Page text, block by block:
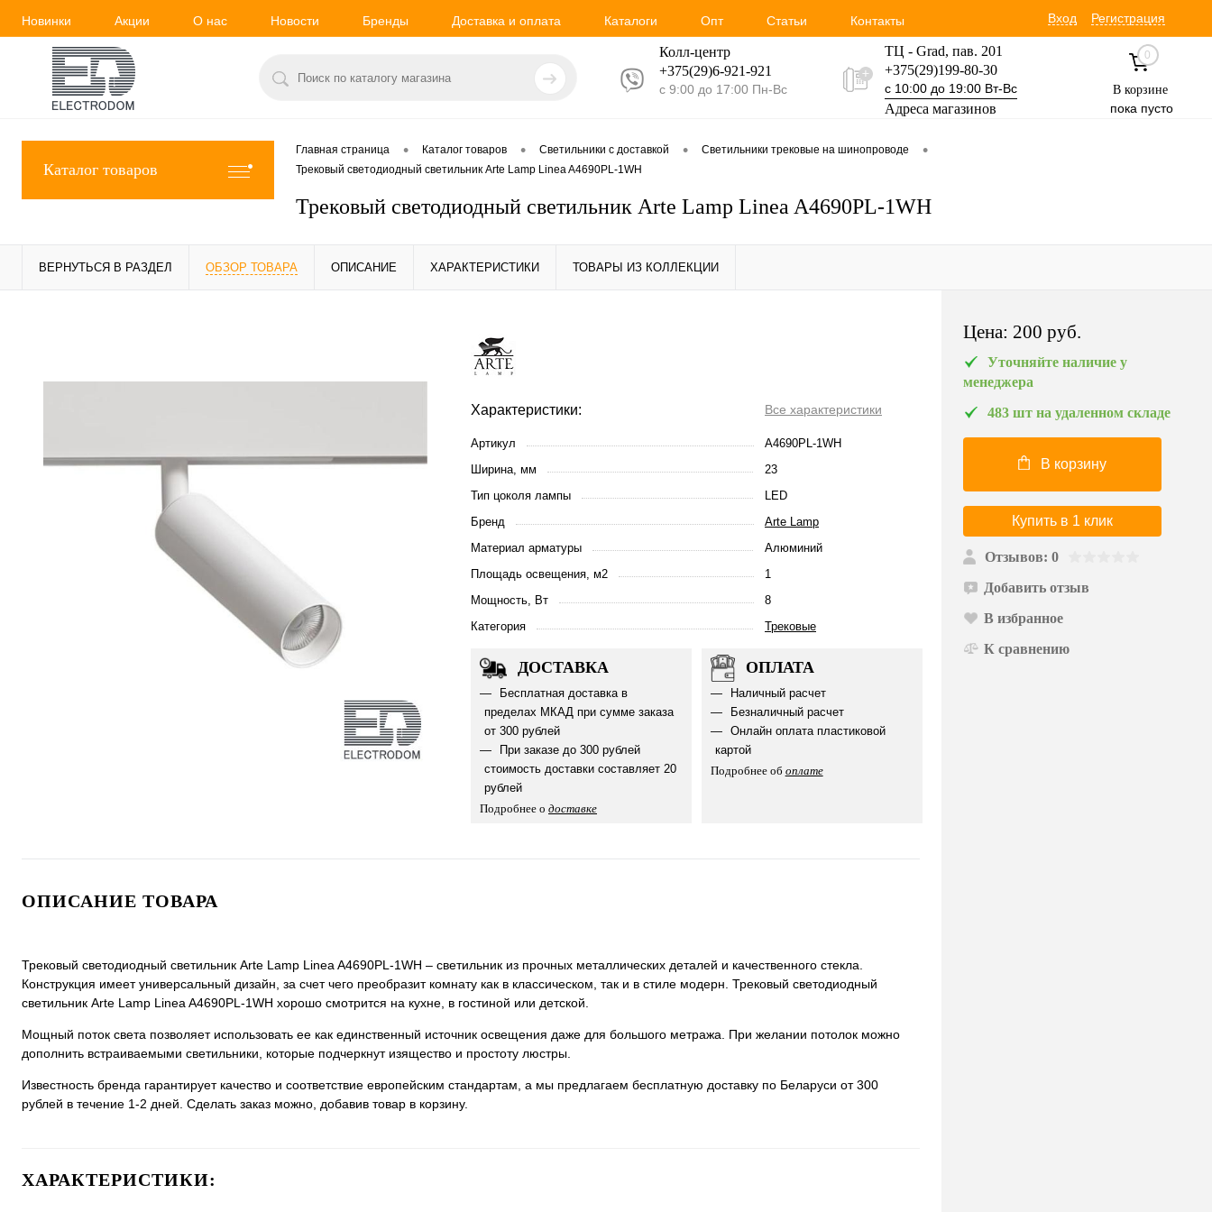
Новинки Акции О нас Новости Бренды Доставка и оплата Каталоги Опт Статьи Контакты Вход Регистрация
Колл-центр
+375(29)6-921-921
с 9:00 до 17:00 Пн-Вс
ТЦ - Grad, пав. 201
+375(29)199-80-30
с 10:00 до 19:00 Вт-Вс
Адреса магазинов
+375(29)354-30-60
0
В корзине
пока пусто
Каталог товаров
Главная страница • Каталог товаров • Светильники с доставкой • Светильники трековые на шинопроводе •
Трековый светодиодный светильник Arte Lamp Linea A4690PL-1WH
Трековый светодиодный светильник Arte Lamp Linea A4690PL-1WH
ВЕРНУТЬСЯ В РАЗДЕЛ ОБЗОР ТОВАРА ОПИСАНИЕ ХАРАКТЕРИСТИКИ ТОВАРЫ ИЗ КОЛЛЕКЦИИ
Характеристики: Все характеристики
Артикул
A4690PL-1WH
Ширина, мм
23
Тип цоколя лампы
LED
Бренд
Arte Lamp
Материал арматуры
Алюминий
Площадь освещения, м2
1
Мощность, Вт
8
Категория
Трековые
ДОСТАВКА
Бесплатная доставка в
пределах МКАД при сумме заказа
от 300 рублей
При заказе до 300 рублей
стоимость доставки составляет 20
рублей
Подробнее о доставке
ОПЛАТА
Наличный расчет
Безналичный расчет
Онлайн оплата пластиковой
картой
Подробнее об оплате
ОПИСАНИЕ ТОВАРА
Трековый светодиодный светильник Arte Lamp Linea A4690PL-1WH – светильник из прочных металлических деталей и качественного стекла.
Конструкция имеет универсальный дизайн, за счет чего преобразит комнату как в классическом, так и в стиле модерн. Трековый светодиодный
светильник Arte Lamp Linea A4690PL-1WH хорошо смотрится на кухне, в гостиной или детской.
Мощный поток света позволяет использовать ее как единственный источник освещения даже для большого метража. При желании потолок можно
дополнить встраиваемыми светильники, которые подчеркнут изящество и простоту люстры.
Известность бренда гарантирует качество и соответствие европейским стандартам, а мы предлагаем бесплатную доставку по Беларуси от 300
рублей в течение 1-2 дней. Сделать заказ можно, добавив товар в корзину.
ХАРАКТЕРИСТИКИ:
Цена: 200 pуб.
Уточняйте наличие у
менеджера
483 шт на удаленном складе
В корзину
Купить в 1 клик
Отзывов: 0
Добавить отзыв
В избранное
К сравнению